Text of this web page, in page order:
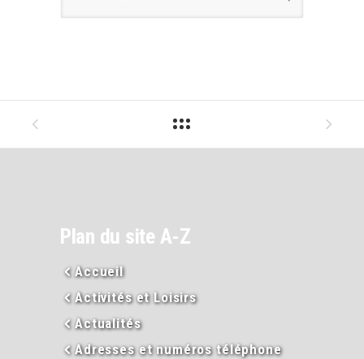
Plan du site A-Z
Accueil
Activités et Loisirs
Actualités
Adresses et numéros téléphone